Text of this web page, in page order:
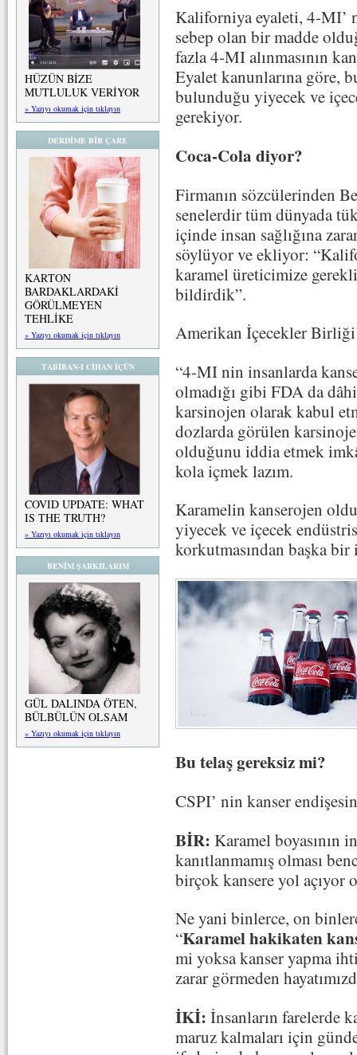
HÜZÜN BİZE
MUTLULUK VERİYOR
» Yazıyı okumak için tıklayın
DERDİME BİR ÇARE
KARTON
BARDAKLARDAKİ
GÖRÜLMEYEN
TEHLİKE
» Yazıyı okumak için tıklayın
TABİBAN-I CİHAN İÇÜN
COVID UPDATE: WHAT
IS THE TRUTH?
» Yazıyı okumak için tıklayın
BENİM ŞARKILARIM
GÜL DALINDA ÖTEN,
BÜLBÜLÜN OLSAM
» Yazıyı okumak için tıklayın
Kaliforniya eyaleti, 4-MI’
sebep olan bir madde
fazla 4-MI alınmasının
Eyalet kanunlarına göre,
bulunduğu yiyecek ve
gerekiyor.
Coca-Cola diyor?
Firmanın sözcülerinden
senelerdir tüm dünyada
içinde insan sağlığına
söylüyor ve ekliyor:
karamel üreticimize
bildirdik”.
Amerikan İçecekler
“4-MI nin insanlarda
olmadığı gibi FDA da
karsinojen olarak kabul
dozlarda görülen
olduğunu iddia etmek
kola içmek lazım.
Karamelin kanserojen
yiyecek ve içecek
korkutmasından başka bir
Bu telaş gereksiz mi?
CSPI’ nin kanser
BİR: Karamel boyasının
kanıtlanmamış olması
birçok kansere yol açıyor
Ne yani binlerce, on
“Karamel hakikaten
mi yoksa kanser yapma
zarar görmeden
İKİ: İnsanların farelerde
maruz kalmaları için